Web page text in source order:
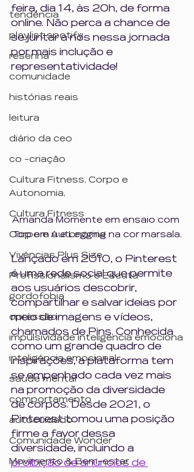
tendência
playlist spotify
resenha
comunidade
histórias reais
leitura
diário da ceo
co -criação
Cultura Fitness, Corpo e
Autonomia,
Cultura Fitness
Corpo e Autonomia
Vivências Plus Size
Profissionalismo e Escuta
gordofobia
opressão
impulsividade inteligência emociona
inteligência emocional
saúde mental
comportamento
autocuidado
Comunidade Wonder
Movimento & Bem-estar
feira, dia 14, às 20h, de forma
online. Não perca a chance de
se juntar a nós nessa jornada
por mais inclução e
representatividade!
Amanda Momente em ensaio com
Top em u e Legging na cor marsala.
Lançado em 2010, o Pinterest
é uma rede social que permite
aos usuários descobrir,
compartilhar e salvar ideias por
meio de imagens e vídeos,
chamados de Pins. Conhecida
como um grande quadro de
inspirações, a plataforma tem
se empenhado cada vez mais
na promoção da diversidade
de corpos. Desde 2021, o
Pinterest tomou uma posição
firme a favor dessa
diversidade, incluindo a
proibição de anúncios de